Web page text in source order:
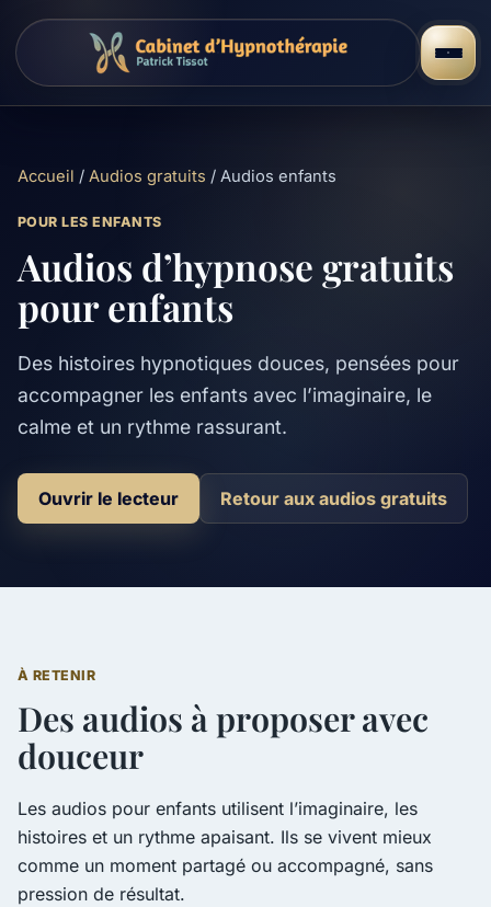
Accueil / Audios gratuits / Audios enfants
POUR LES ENFANTS
Audios d’hypnose gratuits
pour enfants
Des histoires hypnotiques douces, pensées pour
accompagner les enfants avec l’imaginaire, le
calme et un rythme rassurant.
Ouvrir le lecteur Retour aux audios gratuits
À RETENIR
Des audios à proposer avec
douceur
Les audios pour enfants utilisent l’imaginaire, les
histoires et un rythme apaisant. Ils se vivent mieux
comme un moment partagé ou accompagné, sans
pression de résultat.